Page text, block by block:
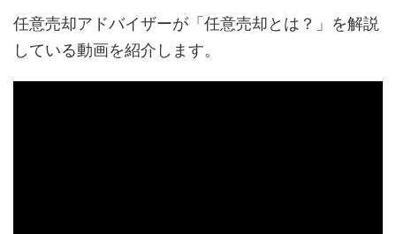
任意売却アドバイザーが「任意売却とは？」を解説
している動画を紹介します。